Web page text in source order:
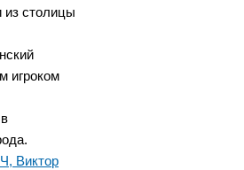
из столицы
игроком
Виктор